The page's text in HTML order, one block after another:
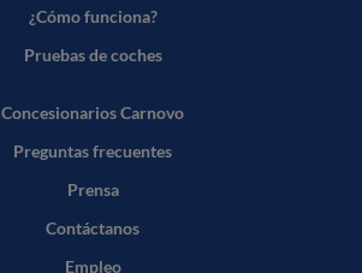
¿Cómo funciona?
Pruebas de coches
Concesionarios Carnovo
Preguntas frecuentes
Prensa
Contáctanos
Empleo